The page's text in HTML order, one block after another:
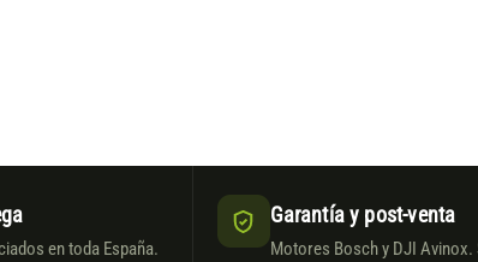
en toda España.
Garantía y post-venta
Motores Bosch y DJI Avinox.